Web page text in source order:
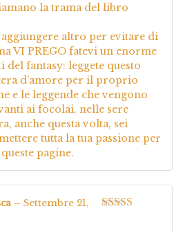
la trama del libro
altro per evitare di
VI PREGO fatevi un enorme
del fantasy: leggete questo
d’amore per il proprio
e le leggende che vengono
ai focolai, nelle sere
anche questa volta, sei
tutta la tua passione per
pagine.
– Settembre 21,